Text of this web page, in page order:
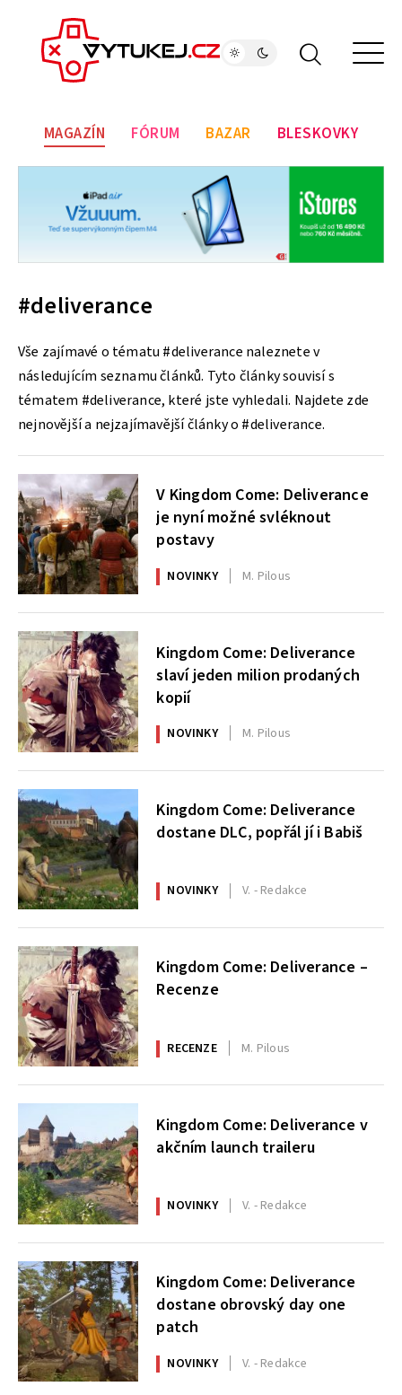
MAGAZÍN FÓRUM BAZAR BLESKOVKY
#deliverance
Vše zajímavé o tématu #deliverance naleznete v
následujícím seznamu článků. Tyto články souvisí s
tématem #deliverance, které jste vyhledali. Najdete zde
nejnovější a nejzajímavější články o #deliverance.
V Kingdom Come: Deliverance
je nyní možné svléknout
postavy
NOVINKY M. Pilous
Kingdom Come: Deliverance
slaví jeden milion prodaných
kopií
NOVINKY M. Pilous
Kingdom Come: Deliverance
dostane DLC, popřál jí i Babiš
NOVINKY V. - Redakce
Kingdom Come: Deliverance –
Recenze
RECENZE M. Pilous
Kingdom Come: Deliverance v
akčním launch traileru
NOVINKY V. - Redakce
Kingdom Come: Deliverance
dostane obrovský day one
patch
NOVINKY V. - Redakce